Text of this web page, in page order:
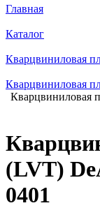
Главная
Каталог
Кварцвиниловая
Кварцвиниловая
Кварцвиниловая
(LVT)
0401